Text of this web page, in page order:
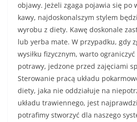
objawy. Jeżeli zgaga pojawia się po
kawy, najdoskonalszym stylem
wyrobu z diety. Kawę doskonale
lub yerba mate. W przypadku, gdy
wysiłku fizycznym, warto
potrawy, jedzone przed zajęciami
Sterowanie pracą układu
diety, jaka nie oddziałuje na
układu trawiennego, jest
potrafimy stworzyć dla naszego